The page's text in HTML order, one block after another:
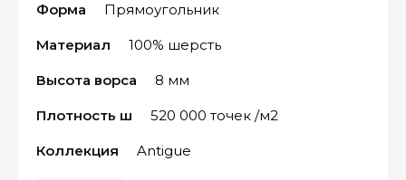
Форма Прямоугольник
Материал 100% шерсть
Высота ворса 8 мм
Плотность ш 520 000 точек /м2
Коллекция Antigue